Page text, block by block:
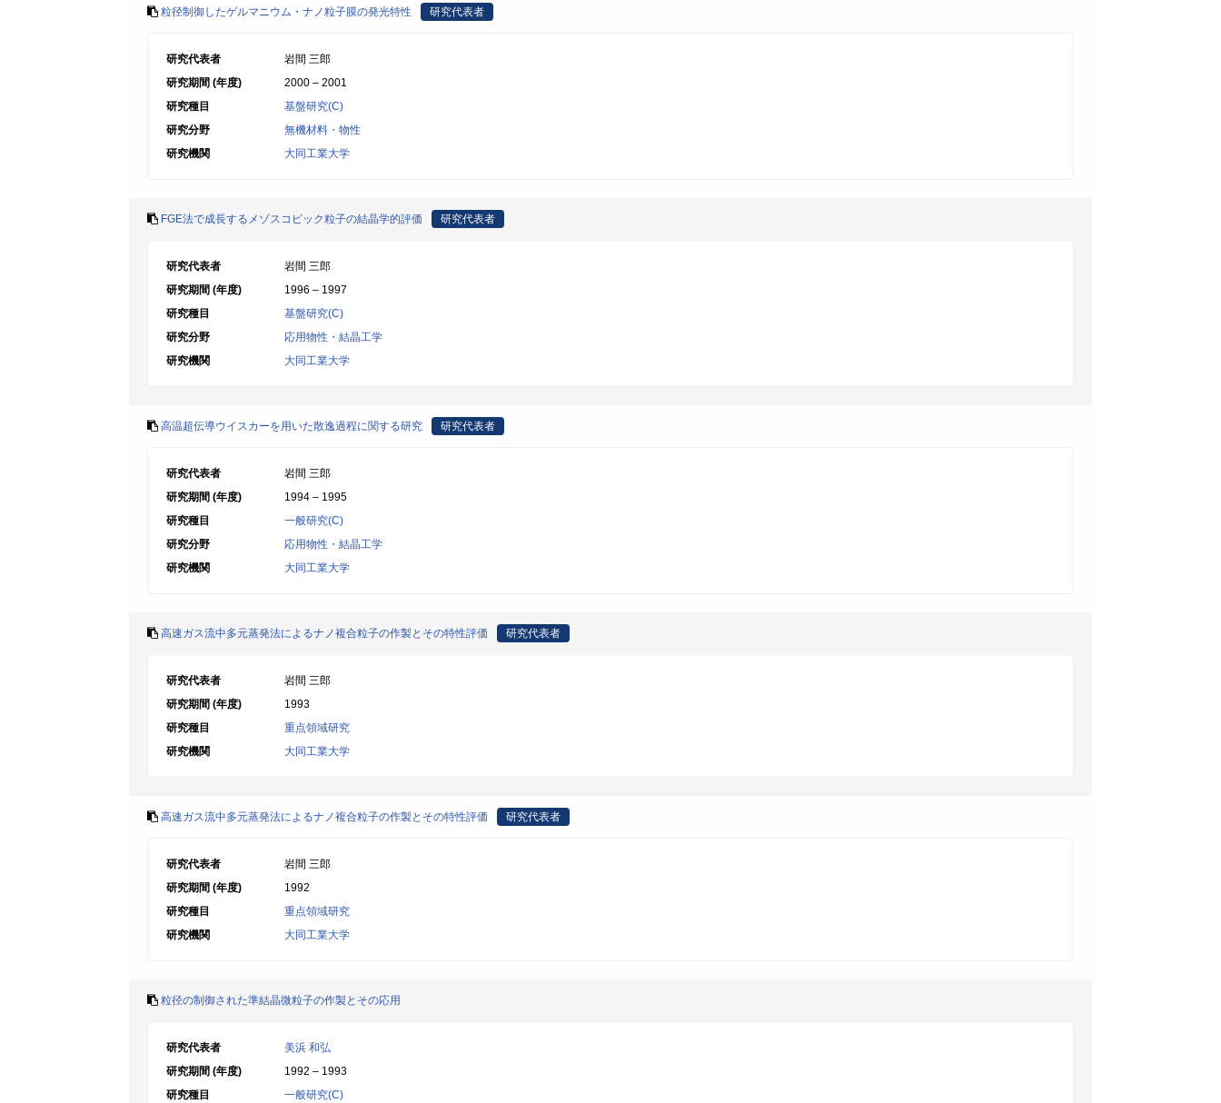
粒径制御したゲルマニウム・ナノ粒子膜の発光特性 研究代表者
研究代表者
岩間 三郎
研究期間 (年度)
2000 – 2001
研究種目
基盤研究(C)
研究分野
無機材料・物性
研究機関
大同工業大学
FGE法で成長するメゾスコピック粒子の結晶学的評価 研究代表者
研究代表者
岩間 三郎
研究期間 (年度)
1996 – 1997
研究種目
基盤研究(C)
研究分野
応用物性・結晶工学
研究機関
大同工業大学
高温超伝導ウイスカーを用いた散逸過程に関する研究 研究代表者
研究代表者
岩間 三郎
研究期間 (年度)
1994 – 1995
研究種目
一般研究(C)
研究分野
応用物性・結晶工学
研究機関
大同工業大学
高速ガス流中多元蒸発法によるナノ複合粒子の作製とその特性評価 研究代表者
研究代表者
岩間 三郎
研究期間 (年度)
1993
研究種目
重点領域研究
研究機関
大同工業大学
高速ガス流中多元蒸発法によるナノ複合粒子の作製とその特性評価 研究代表者
研究代表者
岩間 三郎
研究期間 (年度)
1992
研究種目
重点領域研究
研究機関
大同工業大学
粒径の制御された準結晶微粒子の作製とその応用
研究代表者
美浜 和弘
研究期間 (年度)
1992 – 1993
研究種目
一般研究(C)